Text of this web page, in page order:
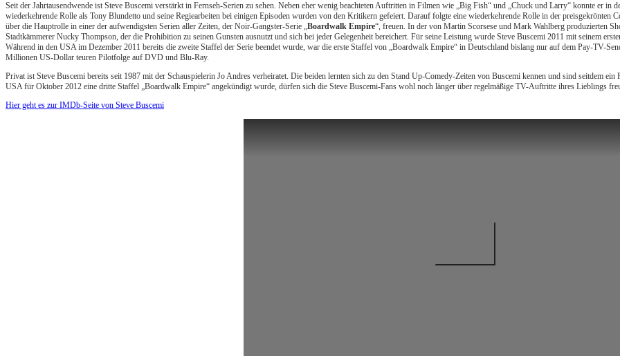
Seit der Jahrtausendwende ist Steve Buscemi verstärkt in Fernseh-Serien zu sehen. Neben eher wenig beachteten Auftritten in Filmen wie „Big Fish“ und „Chuck und Larry“ konnte er in
wiederkehrende Rolle als Tony Blundetto und seine Regiearbeiten bei einigen Episoden wurden von den Kritikern gefeiert. Darauf folgte eine wiederkehrende Rolle in der preisgekrönten
über die Hauptrolle in einer der aufwendigsten Serien aller Zeiten, der Noir-Gangster-Serie „Boardwalk Empire“, freuen. In der von Martin Scorsese und Mark Wahlberg produzierten
Stadtkämmerer Nucky Thompson, der die Prohibition zu seinen Gunsten ausnutzt und sich bei jeder Gelegenheit bereichert. Für seine Leistung wurde Steve Buscemi 2011 mit seinem
Während in den USA im Dezember 2011 bereits die zweite Staffel der Serie beendet wurde, war die erste Staffel von „Boardwalk Empire“ in Deutschland bislang nur auf dem Pay-TV-
Millionen US-Dollar teuren Pilotfolge auf DVD und Blu-Ray.
Privat ist Steve Buscemi bereits seit 1987 mit der Schauspielerin Jo Andres verheiratet. Die beiden lernten sich zu den Stand Up-Comedy-Zeiten von Buscemi kennen und sind seitdem
USA für Oktober 2012 eine dritte Staffel „Boardwalk Empire“ angekündigt wurde, dürfen sich die Steve Buscemi-Fans wohl noch länger über regelmäßige TV-Auftritte ihres Lieblings
Hier geht es zur IMDb-Seite von Steve Buscemi